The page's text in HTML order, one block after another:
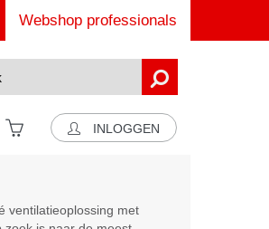
Webshop professionals
INLOGGEN
ventilatieoplossing met